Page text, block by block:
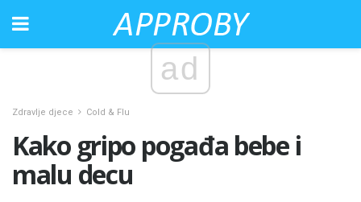
ad
Zdravlje djece Cold & Flu
Kako gripo pogađa bebe i
malu decu